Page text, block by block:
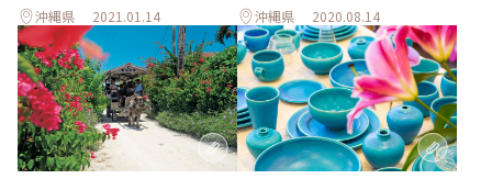
沖縄県 2021.01.14 沖縄県 2020.08.14